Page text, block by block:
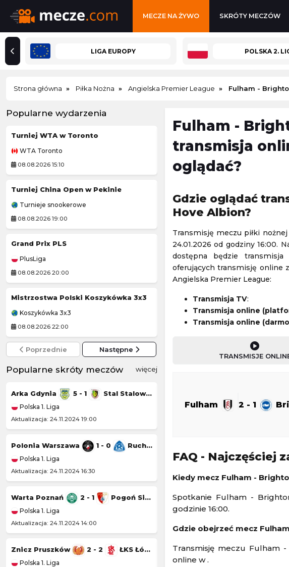
MECZE NA ŻYWO SKRÓTY MECZÓW
LIGA EUROPY POLSKA 2.
Strona główna Piłka Nożna Angielska Premier League Fulham -
Popularne wydarzenia
Turniej WTA w Toronto
WTA Toronto
08.08.2026 15:10
Turniej China Open w Pekinie
Turnieje snookerowe
08.08.2026 19:00
Grand Prix PLS
PlusLiga
08.08.2026 20:00
Mistrzostwa Polski Koszykówka 3x3
Koszykówka 3x3
08.08.2026 22:00
Ekstraliga Kobiet
08.08.2026 12:30
MotoGP
Czornomoreć Odessa - Kołos
Liga Ukraińska
08.08.2026 14:00
Korona Kielce II -
Polska 3. Liga
08.08.2026 14:00
Poprzednie Następne
Popularne skróty meczów więcej
Arka Gdynia 5 - 1 Stal Stalowa Wola
Polska 1. Liga
Aktualizacja: 24.11.2024 19:00
Polonia Warszawa 1 - 0 Ruch Chorzów
Polska 1. Liga
Aktualizacja: 24.11.2024 16:30
Warta Poznań 2 - 1 Pogoń Siedlce
Polska 1. Liga
Aktualizacja: 24.11.2024 14:00
Znicz Pruszków 2 - 2 ŁKS Łódź
Polska 1. Liga
Polska 1. Liga
Polska 1. Liga
Wisła Kraków 1 - 1 Stal
Polska 1. Liga
Kotwica Kołobrzeg 0 - 5 Bruk-Bet
Polska 1. Liga
Fulham -
transmisja
oglądać?
Gdzie oglądać
Hove Albion?
Transmisję meczu piłki
24.01.2026 od godziny 16:00.
dostępna będzie
oferujących transmisję online
Angielska Premier League:
Transmisja TV:
Transmisja online
Transmisja online
TRANSMISJE
Fulham 2 - 1
FAQ - Najczęściej
Kiedy mecz Fulham -
Spotkanie Fulham -
godzinie 16:00.
Gdzie obejrzeć mecz
Transmisję meczu Fulham
online w .